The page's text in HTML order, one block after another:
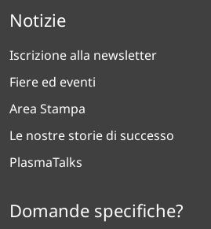
Notizie
Iscrizione alla newsletter
Fiere ed eventi
Area Stampa
Le nostre storie di successo
PlasmaTalks
Domande specifiche?